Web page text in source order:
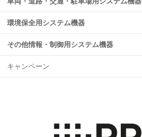
環境保全用システム機器
その他情報・制御用システム機器
キャンペーン